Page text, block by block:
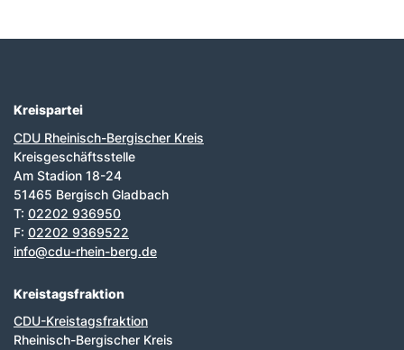
Fußbereich
Kreispartei
CDU Rheinisch-Bergischer Kreis
Kreisgeschäftsstelle
Am Stadion 18-24
51465 Bergisch Gladbach
T: 02202 936950
F: 02202 9369522
info@cdu-rhein-berg.de
Kreistagsfraktion
CDU-Kreistagsfraktion
Rheinisch-Bergischer Kreis